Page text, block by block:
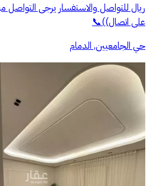
ريال للتواصل والاستفسار يرجى
على اتصال))📞
حي الجامعيين, الدمام